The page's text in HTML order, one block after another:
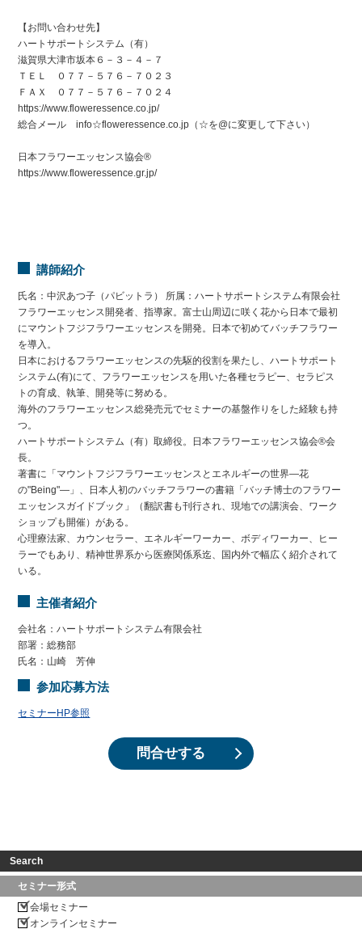
【お問い合わせ先】
ハートサポートシステム（有）
滋賀県大津市坂本６－３－４－７
ＴＥＬ ０７７－５７６－７０２３
ＦＡＸ ０７７－５７６－７０２４
https://www.floweressence.co.jp/
総合メール info☆floweressence.co.jp（☆を@に変更して下さい）
日本フラワーエッセンス協会®
https://www.floweressence.gr.jp/
講師紹介
氏名：中沢あつ子（パビットラ） 所属：ハートサポートシステム有限会社
フラワーエッセンス開発者、指導家。富士山周辺に咲く花から日本で最初
にマウントフジフラワーエッセンスを開発。日本で初めてバッチフラワー
を導入。
日本におけるフラワーエッセンスの先駆的役割を果たし、ハートサポート
システム(有)にて、フラワーエッセンスを用いた各種セラピー、セラピス
トの育成、執筆、開発等に努める。
海外のフラワーエッセンス総発売元でセミナーの基盤作りをした経験も持
つ。
ハートサポートシステム（有）取締役。日本フラワーエッセンス協会®会
長。
著書に「マウントフジフラワーエッセンスとエネルギーの世界―花
の"Being"―」、日本人初のバッチフラワーの書籍「バッチ博士のフラワー
エッセンスガイドブック」（翻訳書も刊行され、現地での講演会、ワーク
ショップも開催）がある。
心理療法家、カウンセラー、エネルギーワーカー、ボディワーカー、ヒー
ラーでもあり、精神世界系から医療関係系迄、国内外で幅広く紹介されて
いる。
主催者紹介
会社名：ハートサポートシステム有限会社
部署：総務部
参加応募方法
セミナーHP参照
問合せする
Search
セミナー形式
会場セミナー
オンラインセミナー